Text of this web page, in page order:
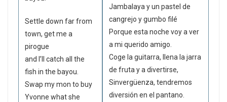
Settle down far from
town, get me a
pirogue
and I’ll catch all the
fish in the bayou.
Swap my mon to buy
Yvonne what she
Jambalaya y un pastel de
cangrejo y gumbo filé
Porque esta noche voy a ver
a mi querido amigo.
Coge la guitarra, llena la jarra
de fruta y a divertirse,
Sinvergüenza, tendremos
diversión en el pantano.